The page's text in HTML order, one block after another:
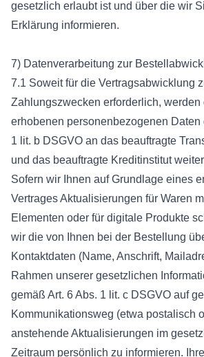
gesetzlich erlaubt ist und über die wir
Erklärung informieren.
7) Datenverarbeitung zur
7.1 Soweit für die Vertragsabwicklung
Zahlungszwecken erforderlich, werden
erhobenen personenbezogenen Daten
1 lit. b DSGVO an das beauftragte
und das beauftragte Kreditinstitut
Sofern wir Ihnen auf Grundlage eines
Vertrages Aktualisierungen für Waren
Elementen oder für digitale Produkte
wir die von Ihnen bei der Bestellung
Kontaktdaten (Name, Anschrift,
Rahmen unserer gesetzlichen
gemäß Art. 6 Abs. 1 lit. c DSGVO auf
Kommunikationsweg (etwa postalisch
anstehende Aktualisierungen im
Zeitraum persönlich zu informieren.